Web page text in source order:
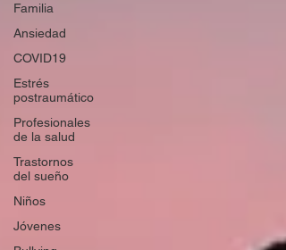
Familia
Ansiedad
COVID19
Estrés
postraumático
Profesionales
de la salud
Trastornos
del sueño
Niños
Jóvenes